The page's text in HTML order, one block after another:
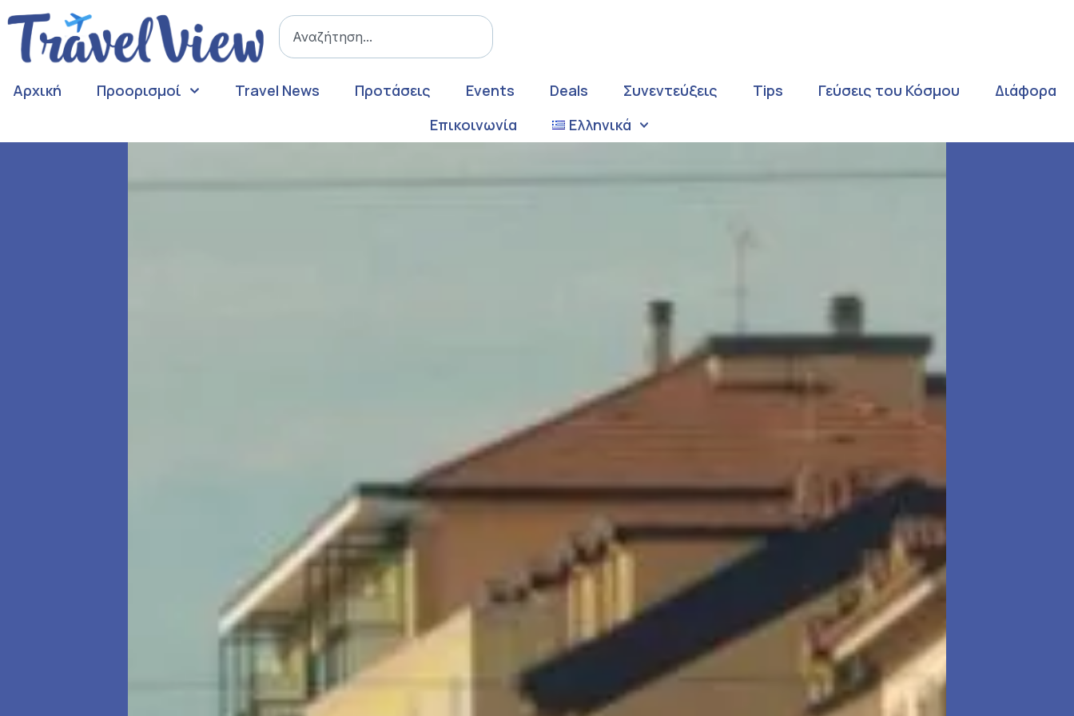
Αρχική Προορισμοί Travel News Προτάσεις Events Deals Συνεντεύξεις Tips Γεύσεις του Κόσμου
Διάφορα
Επικοινωνία
Ελληνικά